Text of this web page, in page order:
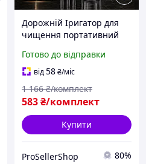
Дорожній Іригатор для
чищення портативний
ротової порожнини
Іригатор для порожнини
рота USB електричний
Готово до відправки
від58₴/міс
583₴/комплект
1 166 ₴/комплект
Купити
ProSellerShop 80%